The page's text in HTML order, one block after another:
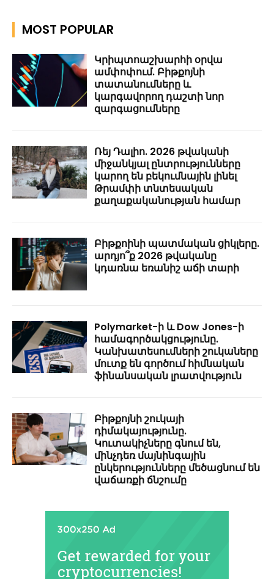
MOST POPULAR
Կրիպտոաշխարհի օրվա
ամփոփում. Բիթքոյնի
տատանումները և
կարգավորող դաշտի նոր
զարգացումները
Ռեյ Դալիո. 2026 թվականի
միջանկյալ ընտրությունները
կարող են բեկումնային լինել
Թրամփի տնտեսական
քաղաքականության համար
Բիթքոինի պատմական ցիկլերը.
արդյո՞ք 2026 թվականը
կդառնա եռանիշ աճի տարի
Polymarket-ի և Dow Jones-ի
համագործակցությունը.
Կանխատեսումների շուկաները
մուտք են գործում հիմնական
ֆինանսական լրատվություն
Բիթքոյնի շուկայի
դիմակայությունը.
Կուտակիչները գնում են,
մինչդեռ մայնինգային
ընկերությունները մեծացնում են
վաճառքի ճնշումը